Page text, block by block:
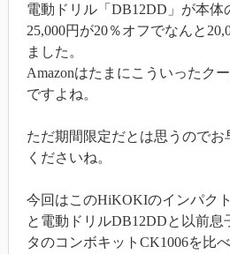
電動ドリル「DB12DD」が本体
25,000円が20％オフでなんと
ました。
Amazonはたまにこういったク
ですよね。
ただ期間限定だとは思うのでお
くださいね。
今回はこのHiKOKIのインパク
と電動ドリルDB12DDと以前息
タのコンボキットCK1006を比